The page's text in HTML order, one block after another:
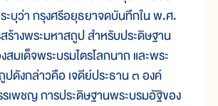
ระบุว่า กรุงศรีอยุธยาจดบันทึกใน พ.ศ.
างพระมหาสถูป สำหรับประดิษฐาน
มเด็จพระบรมไตรโลกนาถ และพระ
ปดังกล่าวคือ เจดีย์ประธาน ๓ องค์
เพชญ การประดิษฐานพระบรมอัฐิของ